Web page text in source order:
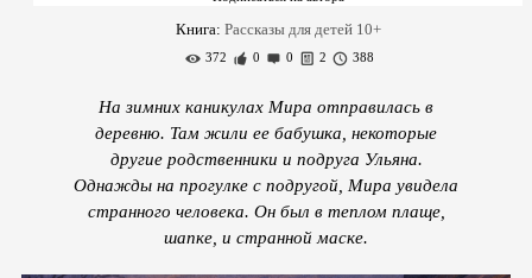
Книга: Рассказы для детей 10+
372 0 0 2 388
На зимних каникулах Мира отправилась в
деревню. Там жили ее бабушка, некоторые
другие родственники и подруга Ульяна.
Однажды на прогулке с подругой, Мира увидела
странного человека. Он был в теплом плаще,
шапке, и странной маске.